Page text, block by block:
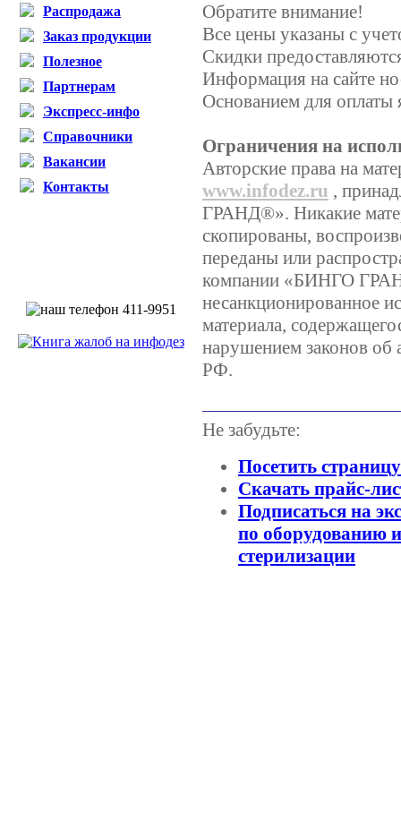
Распродажа
Заказ продукции
Полезное
Партнерам
Экспресс-инфо
Справочники
Вакансии
Контакты
Обратите внимание!
Все цены указаны с
Скидки
Информация на сайте
Основанием для оплаты
Ограничения на
Авторские права на
www.infodez.ru ,
ГРАНД®». Никакие
скопированы,
переданы или
компании «БИНГО
несанкционированное
материала,
нарушением законов об
РФ.
Не забудьте:
Посетить
Скачать прайс-
Подписаться на
по оборудованию
стерилизации